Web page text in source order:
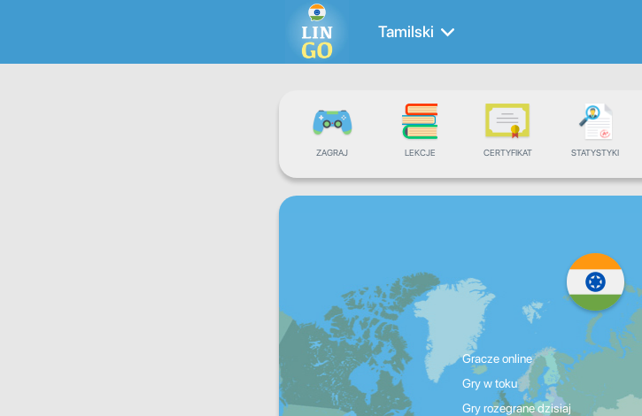
Tamilski
ZAGRAJ LEKCJE CERTYFIKAT STATYSTYKI
Gracze online
Gry w toku
Gry rozegrane dzisiaj